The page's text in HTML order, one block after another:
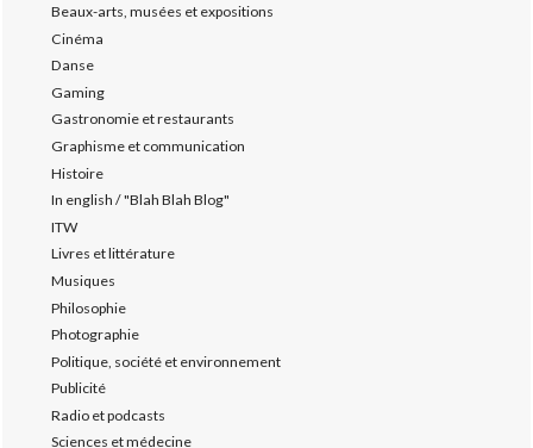
Beaux-arts, musées et expositions
Cinéma
Danse
Gaming
Gastronomie et restaurants
Graphisme et communication
Histoire
In english / "Blah Blah Blog"
ITW
Livres et littérature
Musiques
Philosophie
Photographie
Politique, société et environnement
Publicité
Radio et podcasts
Sciences et médecine